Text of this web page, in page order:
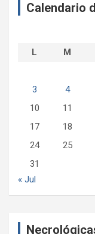
Calendario
L
M
3
4
10
11
17
18
24
25
31
« Jul